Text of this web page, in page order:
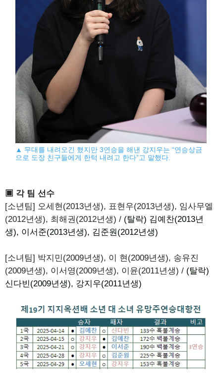
▲ 무대를 내려오긴 했지만 3연승을 해낸 강지우는 “연승상금
으로 도장 친구들에게 한턱 내려고 한다”고 말했다.
▣ 각 팀 선수
[소년팀] 오세현(2013년생), 표현우(2013년생), 임사무엘
(2012년생), 최해권(2012년생) / (탈락) 김예찬(2013년
생), 이서준(2013년생), 김준원(2012년생)
[소녀팀] 박지민(2009년생), 이 현(2009년생), 송유진
(2009년생), 이서영(2009년생), 이윤(2011년생) / (탈락)
신다빈(2009년생), 강지우(2011년생)